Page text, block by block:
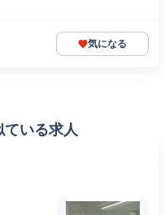
気になる
ている求人